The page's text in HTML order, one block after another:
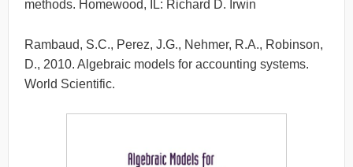
methods. Homewood, IL: Richard D. Irwin
Rambaud, S.C., Perez, J.G., Nehmer, R.A., Robinson,
D., 2010. Algebraic models for accounting systems.
World Scientific.